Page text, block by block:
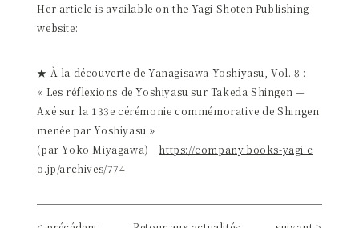
Her article is available on the Yagi Shoten Publishing
website:
★ À la découverte de Yanagisawa Yoshiyasu, Vol. 8 :
« Les réflexions de Yoshiyasu sur Takeda Shingen —
Axé sur la 133e cérémonie commémorative de Shingen
menée par Yoshiyasu »
(par Yoko Miyagawa) https://company.books-yagi.c
o.jp/archives/774